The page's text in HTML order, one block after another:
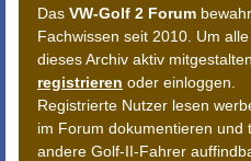
Das VW-Golf 2 Forum
Fachwissen seit 2010. Um
dieses Archiv aktiv
registrieren oder einloggen.
Registrierte Nutzer lesen
im Forum dokumentieren und
andere Golf-II-Fahrer